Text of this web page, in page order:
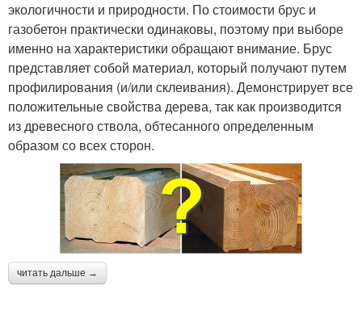
экологичности и природности. По стоимости брус и
газобетон практически одинаковы, поэтому при выборе
именно на характеристики обращают внимание. Брус
представляет собой материал, который получают путем
профилирования (и/или склеивания). Демонстрирует все
положительные свойства дерева, так как производится
из древесного ствола, обтесанного определенным
образом со всех сторон.
читать дальше →